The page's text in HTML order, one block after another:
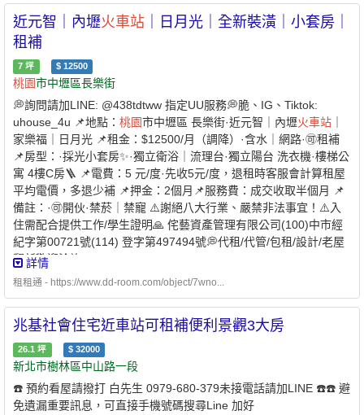
近元智｜內壢火車站 ｜日月光｜全新裝潢｜小套房｜
租補
7 坪 $ 12500
桃園市中壢區長樂街
💭詢問請加LINE: @438tdtww 指定UU服務💭脆、IG、Tiktok:
uhouse_4u 📌地點： 桃園市中壢區 長樂街·近元智｜內壢火車站
家樂福｜日月光 📌租金：$12500/月（調降）·含水｜網路·🉑租補
📌房型：·採光小套房✨·獨立衛浴｜流理台·獨立陽台 洗衣機·樓梯公
寓 4樓C房🪜 📌電費：5 元/度·先收5元/度，退租時客服會計算租屋
平均電價，多退少補 📌押金：2個月📌服務費：成交收取半個月 📌
備註：·🉑開伙·禁菸｜禁寵 ⚠️謝絕八大行業、嚴禁非法事宜！⚠️入
住需配合提供工作/學生證明🙏 侘藝資產管理有限公司(100)中市經
紀字第00721號(114) 登字第497494號💭代租/代管/包租/設計/老屋
翻新歡迎洽詢☎️：03-2713072#700
詳情
租租通 - https://www.dd-room.com/object/7wno...
兆基社會住宅近車站可租補便利景觀3大房
26.1 坪 $ 32000
新北市樹林區中山路一段
☎️ 預約看屋請撥打 白先生 0979-680-379未接電話請加LINE ☎️☎️ 避
免遺漏重要訊息，可直接手機號碼搜尋Line 加好